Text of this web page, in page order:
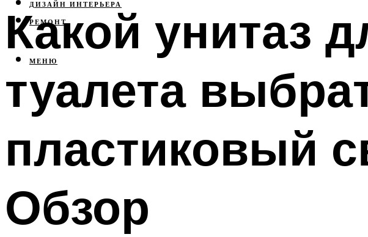
ДИЗАЙН ИНТЕРЬЕРА
РЕМОНТ
МЕНЮ
Какой унитаз
туалета
пластиковый
Обзор